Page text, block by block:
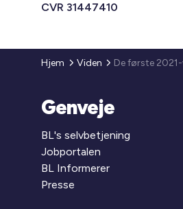
CVR 31447410
Hjem Viden
Genveje
BL's selvbetjening
Jobportalen
BL Informerer
Presse